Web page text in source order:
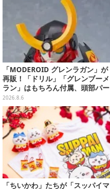
「MODEROID グレンラガン」が
再販！「ドリル」「グレンブーメ
ラン」はもちろん付属、頭部パー
ツを組み替えると「ラガン」も再
現可能
2026.8.6
「ちいかわ」たちが「スッパイマ